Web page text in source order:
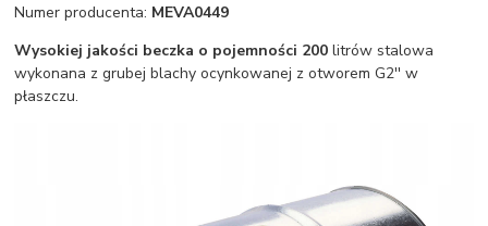
Numer producenta: MEVA0449
Wysokiej jakości beczka o pojemności 200litrów stalowa
wykonana z grubej blachy ocynkowanej z otworem G2'' w
płaszczu.